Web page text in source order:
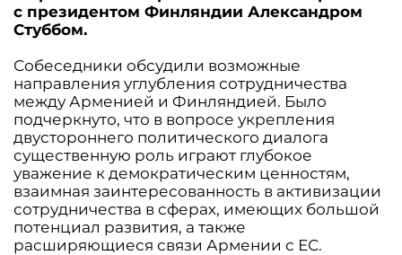
с президентом Финляндии Александром
Стуббом.
Собеседники обсудили возможные
направления углубления сотрудничества
между Арменией и Финляндией. Было
подчеркнуто, что в вопросе укрепления
двустороннего политического диалога
существенную роль играют глубокое
уважение к демократическим ценностям,
взаимная заинтересованность в активизации
сотрудничества в сферах, имеющих большой
потенциал развития, а также
расширяющиеся связи Армении с ЕС.